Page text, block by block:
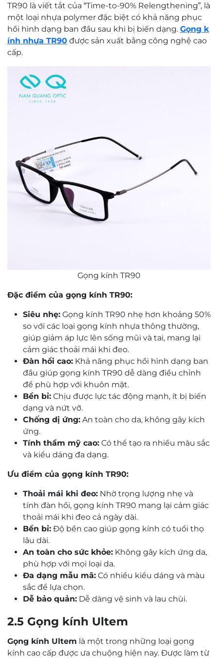
TR90 là viết tắt của “Time-to-90% Relengthening”, là
một loại nhựa polymer đặc biệt có khả năng phục
hồi hình dạng ban đầu sau khi bị biến dạng. Gọng k
ính nhựa TR90 được sản xuất bằng công nghệ cao
cấp.
Gọng kính TR90
Đặc điểm của gọng kính TR90:
Siêu nhẹ: Gọng kính TR90 nhẹ hơn khoảng 50%
so với các loại gọng kính nhựa thông thường,
giúp giảm áp lực lên sống mũi và tai, mang lại
cảm giác thoải mái khi đeo.
Đàn hồi cao: Khả năng phục hồi hình dạng ban
đầu giúp gọng kính TR90 dễ dàng điều chỉnh
để phù hợp với khuôn mặt.
Bền bỉ: Chịu được lực tác động mạnh, ít bị biến
dạng và nứt vỡ.
Chống dị ứng: An toàn cho da, không gây kích
ứng.
Tính thẩm mỹ cao: Có thể tạo ra nhiều màu sắc
và kiểu dáng đa dạng.
Ưu điểm của gọng kính TR90:
Thoải mái khi đeo: Nhờ trọng lượng nhẹ và
tính đàn hồi, gọng kính TR90 mang lại cảm giác
thoải mái khi đeo cả ngày dài.
Bền bỉ: Độ bền cao giúp gọng kính có tuổi thọ
lâu dài.
An toàn cho sức khỏe: Không gây kích ứng da,
phù hợp với mọi loại da.
Đa dạng mẫu mã: Có nhiều kiểu dáng và màu
sắc để lựa chọn.
Dễ bảo quản: Dễ dàng vệ sinh và lau chùi.
2.5 Gọng kính Ultem
Gọng kính Ultem là một trong những loại gọng
kính cao cấp được ưa chuộng hiện nay. Được làm từ